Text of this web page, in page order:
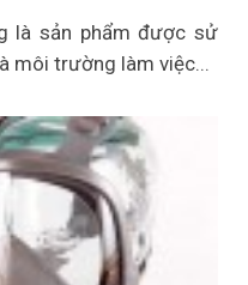
là sản phẩm được sử
môi trường làm việc...